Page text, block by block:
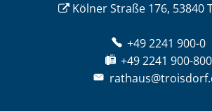
Kölner Straße 176, 53840
+49 2241 900-0
+49 2241 900-800